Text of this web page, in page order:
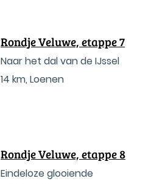
Rondje Veluwe, etappe 7
Naar het dal van de IJssel
14 km, Loenen
Rondje Veluwe, etappe 8
Eindeloze glooiende